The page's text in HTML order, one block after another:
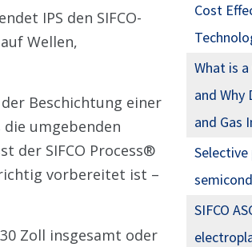
IPS den SIFCO-
Wellen,
Beschichtung einer
umgebenden
der SIFCO Process®
vorbereitet ist –
Zoll insgesamt oder
Cost
What is
and
and Gas
SIFCO